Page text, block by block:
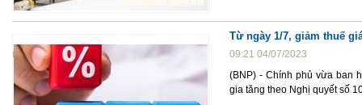
Từ ngày 1/7, giảm thuế
09:21 04/07/2023
(BNP) - Chính phủ vừa ban
gia tăng theo Nghị quyết số